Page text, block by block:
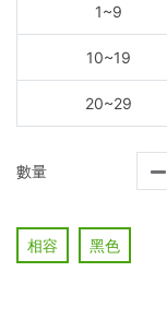
1~9
10~19
20~29
數量
相容 黑色